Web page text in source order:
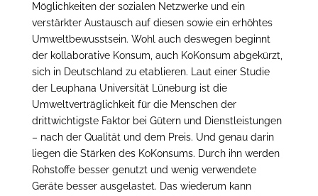
Möglichkeiten der sozialen Netzwerke und ein
verstärkter Austausch auf diesen sowie ein erhöhtes
Umweltbewusstsein. Wohl auch deswegen beginnt
der kollaborative Konsum, auch KoKonsum abgekürzt,
sich in Deutschland zu etablieren. Laut einer Studie
der Leuphana Universität Lüneburg ist die
Umweltverträglichkeit für die Menschen der
drittwichtigste Faktor bei Gütern und Dienstleistungen
– nach der Qualität und dem Preis. Und genau darin
liegen die Stärken des KoKonsums. Durch ihn werden
Rohstoffe besser genutzt und wenig verwendete
Geräte besser ausgelastet. Das wiederum kann